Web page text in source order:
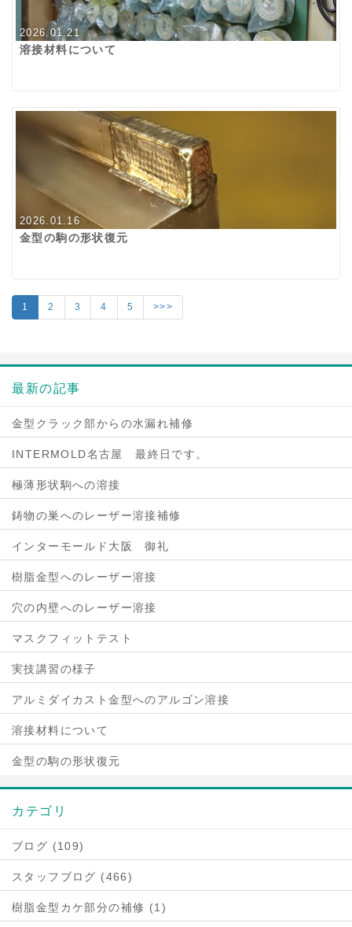
2026.01.21
溶接材料について
2026.01.16
金型の駒の形状復元
1 2 3 4 5 >>>
最新の記事
金型クラック部からの水漏れ補修
INTERMOLD名古屋 最終日です。
極薄形状駒への溶接
鋳物の巣へのレーザー溶接補修
インターモールド大阪 御礼
樹脂金型へのレーザー溶接
穴の内壁へのレーザー溶接
マスクフィットテスト
実技講習の様子
アルミダイカスト金型へのアルゴン溶接
溶接材料について
金型の駒の形状復元
カテゴリ
ブログ (109)
スタッフブログ (466)
樹脂金型カケ部分の補修 (1)